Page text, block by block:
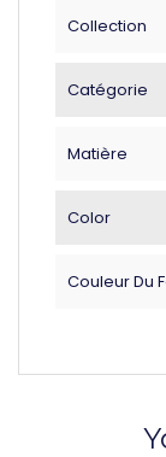
Collection
Catégorie
Matière
Color
Couleur Du